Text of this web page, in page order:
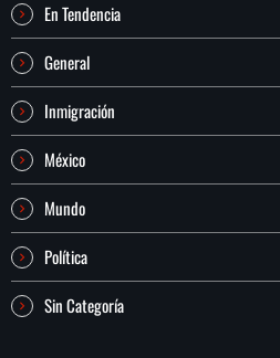
En Tendencia
General
Inmigración
México
Mundo
Política
Sin Categoría